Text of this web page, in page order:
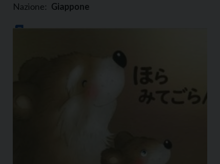
Nazione: Giappone